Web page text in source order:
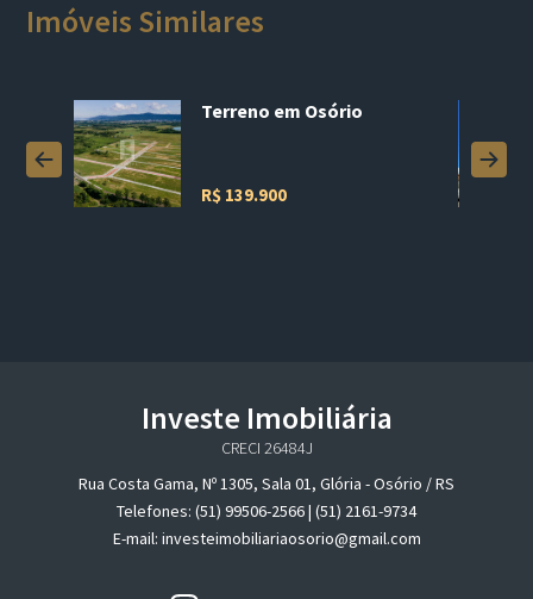
Imóveis Similares
Terreno em Osório
R$ 139.900
Investe Imobiliária
CRECI 26484J
Rua Costa Gama, Nº 1305, Sala 01, Glória - Osório / RS
Telefones: (51) 99506-2566 | (51) 2161-9734
E-mail: investeimobiliariaosorio@gmail.com